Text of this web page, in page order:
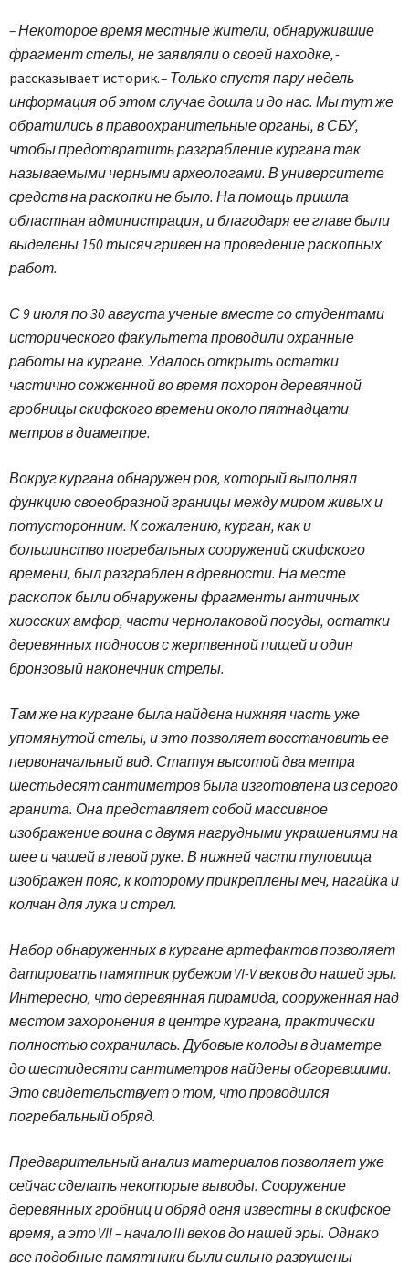
– Некоторое время местные жители, обнаружившие
фрагмент стелы, не заявляли о своей находке, -
рассказывает историк.– Только спустя пару недель
информация об этом случае дошла и до нас. Мы тут же
обратились в правоохранительные органы, в СБУ,
чтобы предотвратить разграбление кургана так
называемыми черными археологами. В университете
средств на раскопки не было. На помощь пришла
областная администрация, и благодаря ее главе были
выделены 150 тысяч гривен на проведение раскопных
работ.
С 9 июля по 30 августа ученые вместе со студентами
исторического факультета проводили охранные
работы на кургане. Удалось открыть остатки
частично сожженной во время похорон деревянной
гробницы скифского времени около пятнадцати
метров в диаметре.
Вокруг кургана обнаружен ров, который выполнял
функцию свое­образной границы между миром живых и
потусторонним. К сожалению, курган, как и
большинство погребальных сооружений скифского
времени, был разграблен в древности. На месте
раскопок были обнаружены фрагменты античных
хиосских амфор, части чернолаковой посуды, остатки
деревянных подносов с жертвенной пищей и один
бронзовый наконечник стрелы.
Там же на кургане была найдена нижняя часть уже
упомянутой стелы, и это позволяет восстановить ее
первоначальный вид. Статуя высотой два метра
шестьдесят сантиметров была изготовлена из серого
гранита. Она представляет собой массивное
изображение воина с двумя нагрудными украшениями на
шее и чашей в левой руке. В нижней части туловища
изображен пояс, к которому прикреплены меч, нагайка и
колчан для лука и стрел.
Набор обнаруженных в кургане артефактов позволяет
датировать памятник рубежом VI-V веков до нашей эры.
Интересно, что деревянная пирамида, сооруженная над
местом захоронения в центре кургана, практически
полностью сохранилась. Дубовые колоды в диаметре
до шестидесяти сантиметров найдены обгоревшими.
Это свидетельствует о том, что проводился
погребальный обряд.
Предварительный анализ материалов позволяет уже
сейчас сделать некоторые выводы. Сооружение
деревянных гробниц и обряд огня известны в скифское
время, а это VII – начало III веков до нашей эры. Однако
все подобные памятники были сильно разрушены